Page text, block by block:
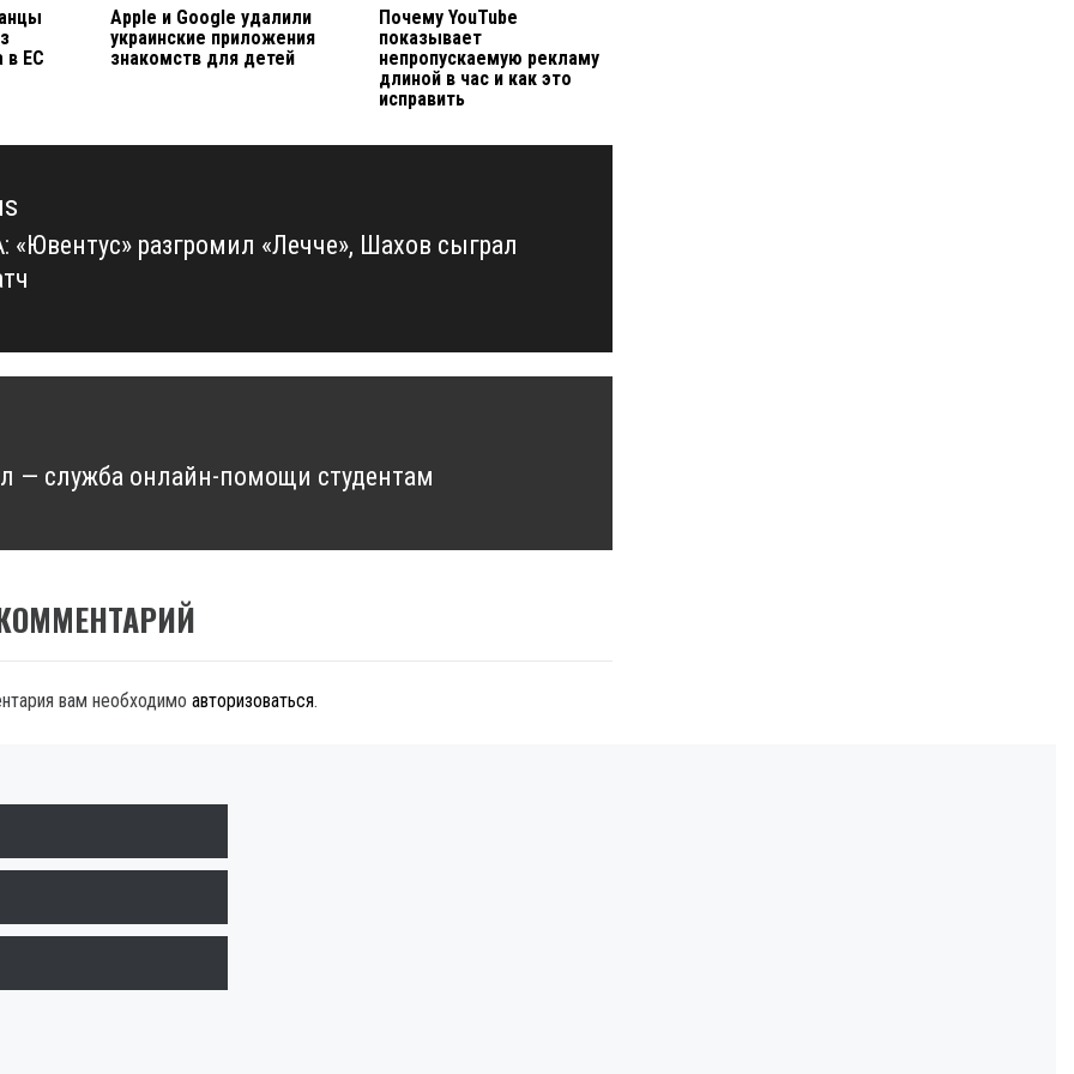
в ЕС
Apple и Google удалили
украинские приложения
знакомств для детей
Почему YouTube
показывает
непропускаемую рекламу
длиной в час и как это
исправить
«Ювентус» разгромил «Лечче», Шахов сыграл
— служба онлайн-помощи студентам
вам необходимо авторизоваться.